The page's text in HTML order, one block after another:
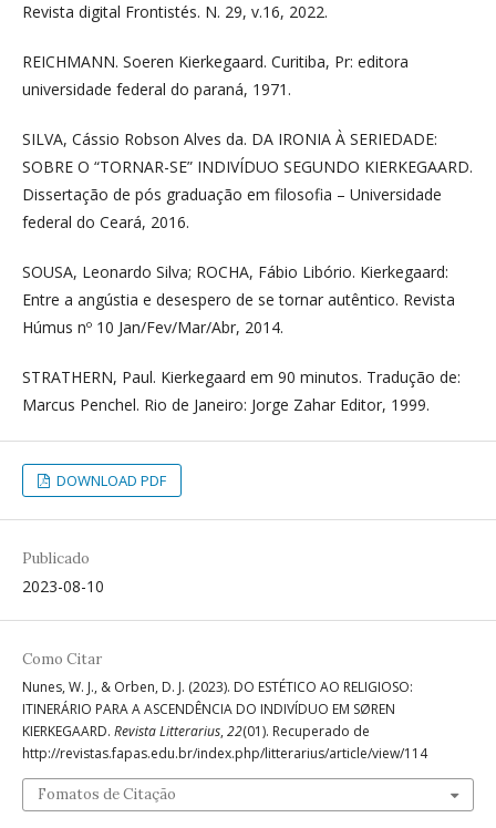
Revista digital Frontistés. N. 29, v.16, 2022.
REICHMANN. Soeren Kierkegaard. Curitiba, Pr: editora
universidade federal do paraná, 1971.
SILVA, Cássio Robson Alves da. DA IRONIA À SERIEDADE:
SOBRE O “TORNAR-SE” INDIVÍDUO SEGUNDO KIERKEGAARD.
Dissertação de pós graduação em filosofia – Universidade
federal do Ceará, 2016.
SOUSA, Leonardo Silva; ROCHA, Fábio Libório. Kierkegaard:
Entre a angústia e desespero de se tornar autêntico. Revista
Húmus nº 10 Jan/Fev/Mar/Abr, 2014.
STRATHERN, Paul. Kierkegaard em 90 minutos. Tradução de:
Marcus Penchel. Rio de Janeiro: Jorge Zahar Editor, 1999.
DOWNLOAD PDF
Publicado
2023-08-10
Como Citar
Nunes, W. J., & Orben, D. J. (2023). DO ESTÉTICO AO RELIGIOSO:
ITINERÁRIO PARA A ASCENDÊNCIA DO INDIVÍDUO EM SØREN
KIERKEGAARD. Revista Litterarius, 22(01). Recuperado de
http://revistas.fapas.edu.br/index.php/litterarius/article/view/114
Fomatos de Citação